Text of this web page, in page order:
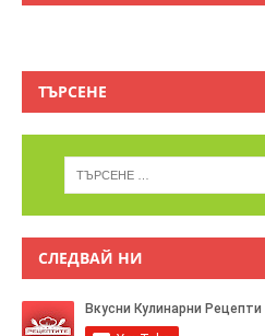
ТЪРСЕНЕ
СЛЕДВАЙ НИ